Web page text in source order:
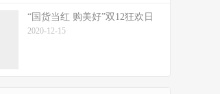
“国货当红 购美好”双12狂欢日
2020-12-15